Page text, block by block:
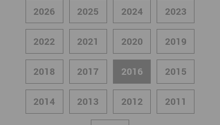
2026 2025 2024 2023
2022 2021 2020 2019
2018 2017 2016 2015
2014 2013 2012 2011